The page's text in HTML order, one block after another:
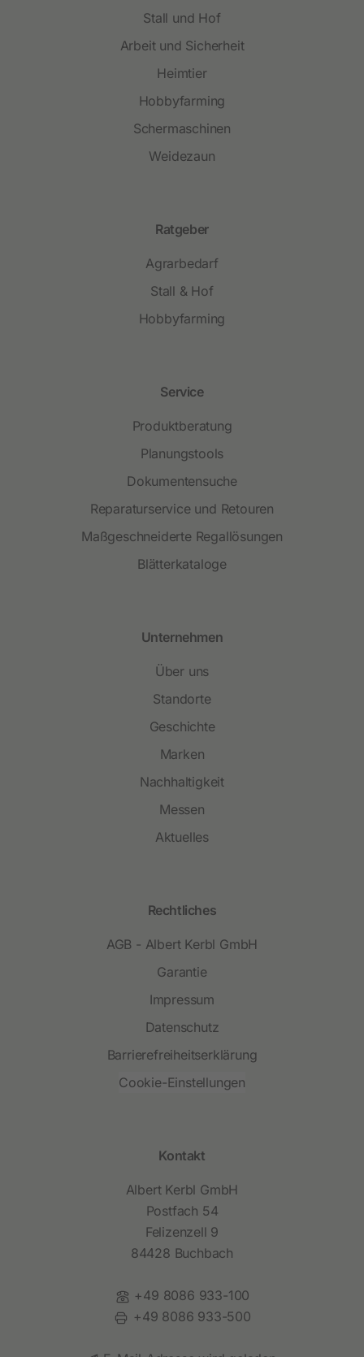
Stall und Hof
Arbeit und Sicherheit
Heimtier
Hobbyfarming
Schermaschinen
Weidezaun
Ratgeber
Agrarbedarf
Stall & Hof
Hobbyfarming
Service
Produktberatung
Planungstools
Dokumentensuche
Reparaturservice und Retouren
Maßgeschneiderte Regallösungen
Blätterkataloge
Unternehmen
Über uns
Standorte
Geschichte
Marken
Nachhaltigkeit
Messen
Aktuelles
Rechtliches
AGB - Albert Kerbl GmbH
Garantie
Impressum
Datenschutz
Barrierefreiheitserklärung
Cookie-Einstellungen
Kontakt
Albert Kerbl GmbH
Postfach 54
Felizenzell 9
84428 Buchbach
Telefon:
+49 8086 933-100
Fax:
+49 8086 933-500